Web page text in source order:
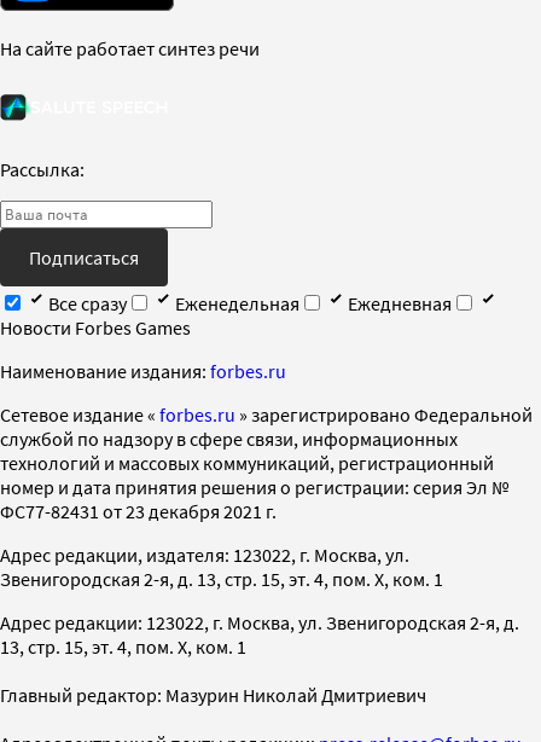
На сайте работает синтез речи
Рассылка:
Подписаться
Все сразу
Еженедельная
Ежедневная
Новости Forbes Games
Наименование издания: forbes.ru
Cетевое издание « forbes.ru » зарегистрировано Федеральной
службой по надзору в сфере связи, информационных
технологий и массовых коммуникаций, регистрационный
номер и дата принятия решения о регистрации: серия Эл №
ФС77-82431 от 23 декабря 2021 г.
Адрес редакции, издателя: 123022, г. Москва, ул.
Звенигородская 2-я, д. 13, стр. 15, эт. 4, пом. X, ком. 1
Адрес редакции: 123022, г. Москва, ул. Звенигородская 2-я, д.
13, стр. 15, эт. 4, пом. X, ком. 1
Главный редактор: Мазурин Николай Дмитриевич